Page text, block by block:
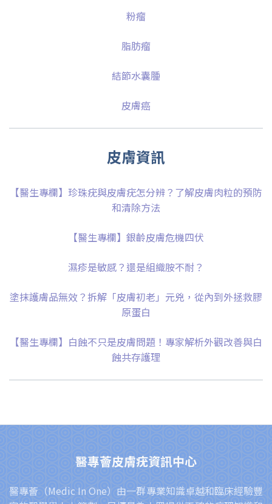
粉瘤
脂肪瘤
結節水囊腫
皮膚癌
皮膚資訊
【醫生專欄】珍珠疣與皮膚疣怎分辨？了解皮膚肉粒的預防
和清除方法
【醫生專欄】銀齡皮膚危機四伏
濕疹是敏感？還是組織胺不耐？
塗抹護膚品無效？拆解「皮膚初老」元兇，從內到外拯救膠
原蛋白
【醫生專欄】白蝕不只是皮膚問題！專家解析外觀改善與白
蝕共存護理
醫專薈皮膚疣資訊中心
醫專薈（Medic In One）由一群專業知識卓越和臨床經驗豐